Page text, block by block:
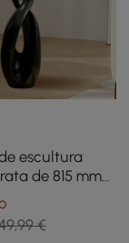
escultura
de 815 mm
toque e
€